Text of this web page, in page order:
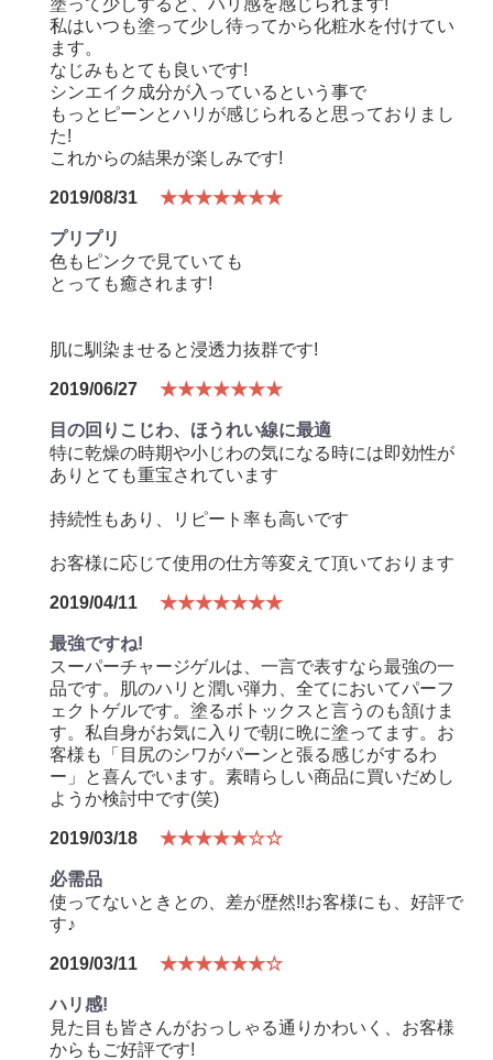
私はいつも塗って少し待ってから化粧水を付けてい
ます。
なじみもとても良いです!
シンエイク成分が入っているという事で
もっとピーンとハリが感じられると思っておりまし
た!
これからの結果が楽しみです!
2019/08/31 ★★★★★★★
プリプリ
色もピンクで見ていても
とっても癒されます!
肌に馴染ませると浸透力抜群です!
2019/06/27 ★★★★★★★
目の回りこじわ、ほうれい線に最適
特に乾燥の時期や小じわの気になる時には即効性が
ありとても重宝されています
持続性もあり、リピート率も高いです
お客様に応じて使用の仕方等変えて頂いております
2019/04/11 ★★★★★★★
最強ですね!
スーパーチャージゲルは、一言で表すなら最強の一
品です。肌のハリと潤い弾力、全てにおいてパーフ
ェクトゲルです。塗るボトックスと言うのも頷けま
す。私自身がお気に入りで朝に晩に塗ってます。お
客様も「目尻のシワがパーンと張る感じがするわ
ー」と喜んでいます。素晴らしい商品に買いだめし
ようか検討中です(笑)
2019/03/18 ★★★★★☆☆
必需品
使ってないときとの、差が歴然!!お客様にも、好評で
す♪
2019/03/11 ★★★★★★☆
ハリ感!
見た目も皆さんがおっしゃる通りかわいく、お客様
からもご好評です!